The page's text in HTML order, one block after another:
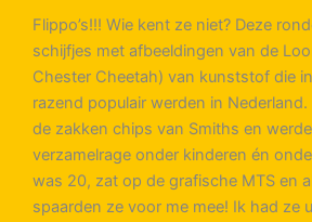
Flippo’s!!! Wie kent ze niet? Deze
schijfjes met afbeeldingen van de
Chester Cheetah) van kunststof die
razend populair werden in
de zakken chips van Smiths en
verzamelrage onder kinderen én
was 20, zat op de grafische MTS en
spaarden ze voor me mee! Ik had ze